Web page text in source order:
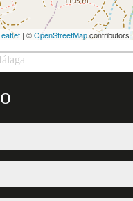
| ©OpenStreetMapcontributors